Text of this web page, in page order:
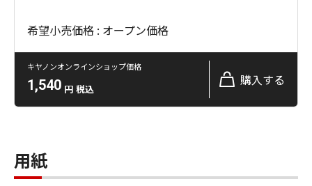
希望小売価格 : オープン価格
キヤノンオンラインショップ価格
1,540 円 税込
購入する
用紙